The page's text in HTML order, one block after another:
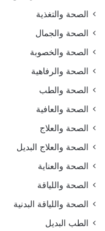
الصحة والتغذية
الصحة والجمال
الصحة والخصوبة
الصحة والرفاهية
الصحة والطب
الصحة والعافية
الصحة والعلاج
الصحة والعلاج البديل
الصحة والعناية
الصحة واللياقة
الصحة واللياقة البدنية
الطب البديل